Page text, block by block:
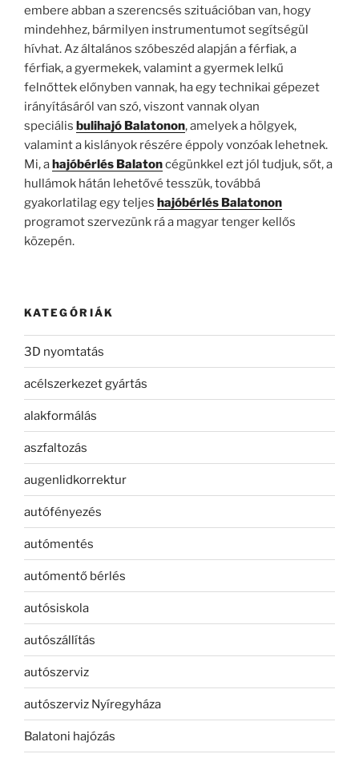
embere abban a szerencsés szituációban van, hogy
mindehhez, bármilyen instrumentumot segítségül
hívhat. Az általános szóbeszéd alapján a férfiak, a
férfiak, a gyermekek, valamint a gyermek lelkű
felnőttek előnyben vannak, ha egy technikai gépezet
irányításáról van szó, viszont vannak olyan
speciális bulihajó Balatonon, amelyek a hölgyek,
valamint a kislányok részére éppoly vonzóak lehetnek.
Mi, ahajóbérlés Balatoncégünkkel ezt jól tudjuk, sőt, a
hullámok hátán lehetővé tesszük, továbbá
gyakorlatilag egy teljes hajóbérlés Balatonon
programot szervezünk rá a magyar tenger kellős
közepén.
KATEGÓRIÁK
3D nyomtatás
acélszerkezet gyártás
alakformálás
aszfaltozás
augenlidkorrektur
autófényezés
autómentés
autómentő bérlés
autósiskola
autószállítás
autószerviz
autószerviz Nyíregyháza
Balatoni hajózás